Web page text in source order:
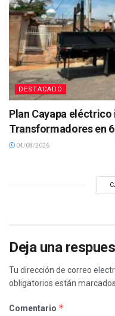
DESTACADO
Plan Cayapa
Transformadores en
04/08/2026
Deja una
Tu dirección de correo
obligatorios están
Comentario *